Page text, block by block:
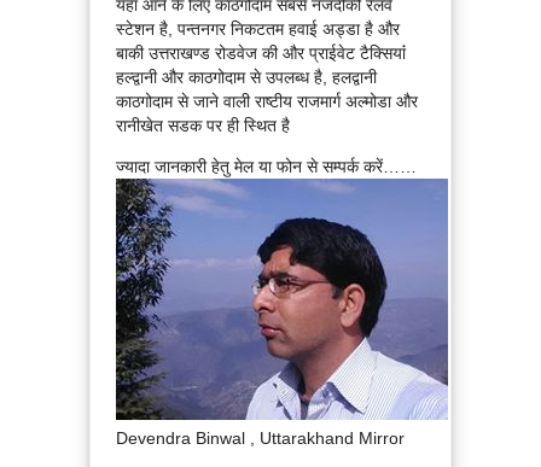
यहा आने के लिए काठगोदाम सबसे नजदीकी रेलवे
स्टेशन है, पन्तनगर निकटतम हवाई अड्डा है और
बाकी उत्तराखण्ड रोडवेज की और प्राईवेट टैक्सियांं
हल्द्वानी और काठगोदाम से उपलब्ध है, हलद्वानी
काठगोदाम से जाने वाली राष्टीय राजमार्ग अल्मोडा और
रानीखेत सडक पर ही स्थित है
ज्यादा जानकारी हेतु मेल या फोन से सम्पर्क करें……
Devendra Binwal , Uttarakhand Mirror